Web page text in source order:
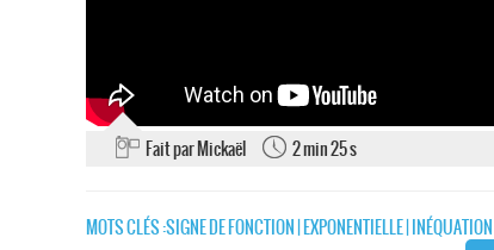
Fait par Mickaël 2 min 25 s
MOTS CLÉS :SIGNE DE FONCTION|EXPONENTIELLE|INÉQUATION